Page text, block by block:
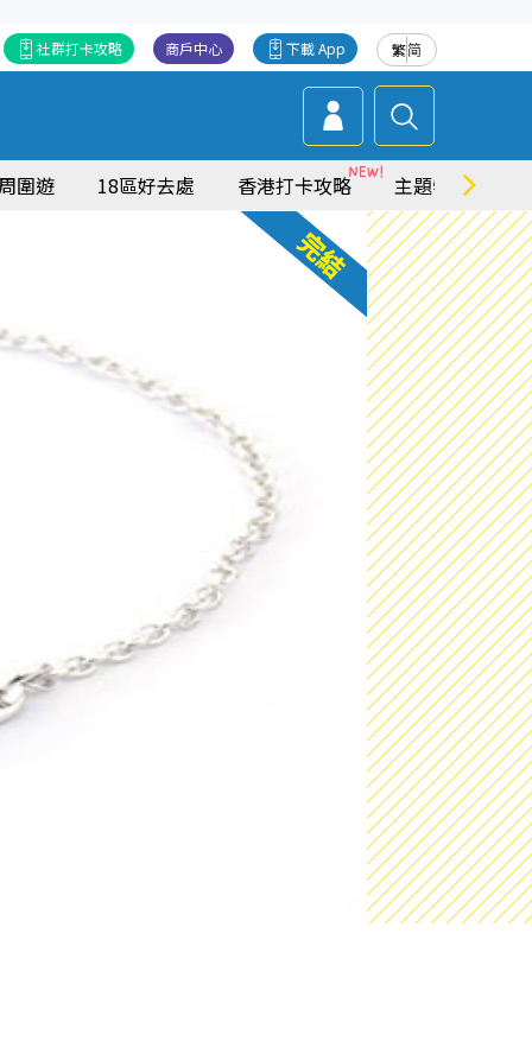
繁简
下載 App
商戶中心
社群打卡攻略
圍遊 18區好去處 香港打卡攻略 主題特集